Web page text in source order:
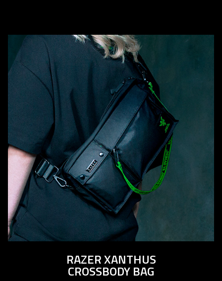
RAZER XANTHUS
CROSSBODY BAG